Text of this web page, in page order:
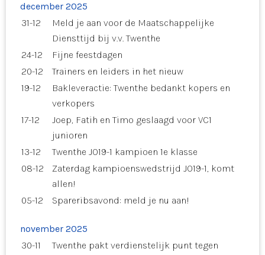
december 2025
31-12
Meld je aan voor de Maatschappelijke
Diensttijd bij v.v. Twenthe
24-12
Fijne feestdagen
20-12
Trainers en leiders in het nieuw
19-12
Bakleveractie: Twenthe bedankt kopers en
verkopers
17-12
Joep, Fatih en Timo geslaagd voor VC1
junioren
13-12
Twenthe JO19-1 kampioen 1e klasse
08-12
Zaterdag kampioenswedstrijd JO19-1, komt
allen!
05-12
Spareribsavond: meld je nu aan!
november 2025
30-11
Twenthe pakt verdienstelijk punt tegen